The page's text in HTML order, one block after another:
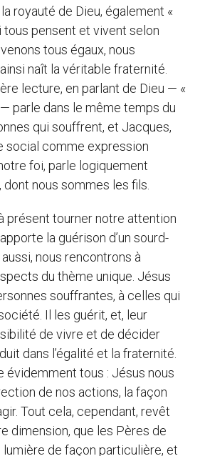
royauté de Dieu, également «
tous pensent et vivent selon
tous égaux, nous
naît la véritable fraternité.
lecture, en parlant de Dieu — «
parle dans le même temps du
qui souffrent, et Jacques,
social comme expression
foi, parle logiquement
nous sommes les fils.
présent tourner notre attention
la guérison d’un sourd-
nous rencontrons à
du thème unique. Jésus
souffrantes, à celles qui
Il les guérit, et, leur
de vivre et de décider
dans l’égalité et la fraternité.
évidemment tous : Jésus nous
de nos actions, la façon
Tout cela, cependant, revêt
dimension, que les Pères de
lumière de façon particulière, et